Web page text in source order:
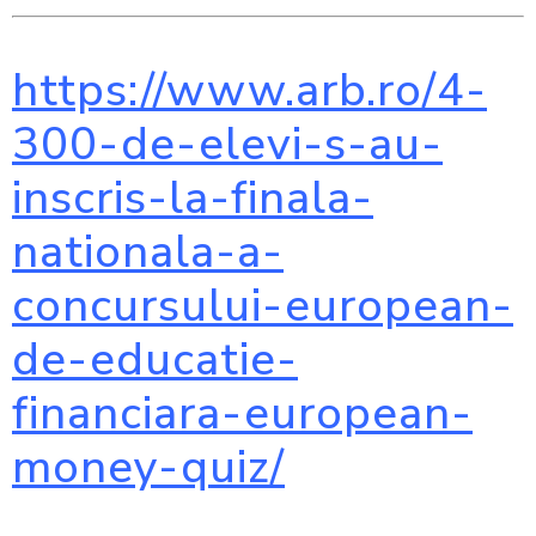
https://www.arb.ro/4-
300-de-elevi-s-au-
inscris-la-finala-
nationala-a-
concursului-european-
de-educatie-
financiara-european-
money-quiz/